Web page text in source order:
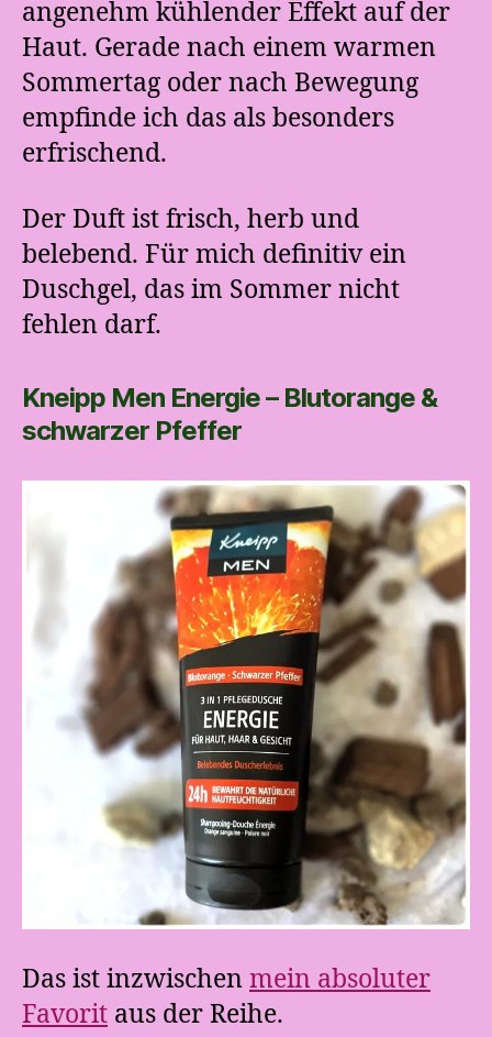
angenehm kühlender Effekt auf der
Haut. Gerade nach einem warmen
Sommertag oder nach Bewegung
empfinde ich das als besonders
erfrischend.
Der Duft ist frisch, herb und
belebend. Für mich definitiv ein
Duschgel, das im Sommer nicht
fehlen darf.
Kneipp Men Energie – Blutorange &
schwarzer Pfeffer
Das ist inzwischen mein absoluter
Favorit aus der Reihe.